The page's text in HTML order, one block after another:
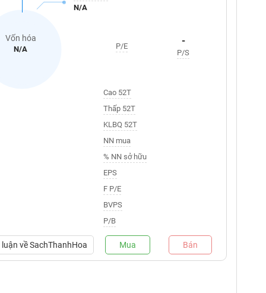
Vốn hóa
N/A
N/A
P/E -
P/S
Cao 52T
Thấp 52T
KLBQ 52T
NN mua
% NN sở hữu
EPS
F P/E
BVPS
P/B
vềSachThanhHoa Mua Bán